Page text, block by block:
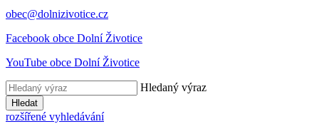
obec@dolnizivotice.cz
Facebook obce Dolní Životice
YouTube obce Dolní Životice
Hledaný výraz
Hledat
rozšířené vyhledávání